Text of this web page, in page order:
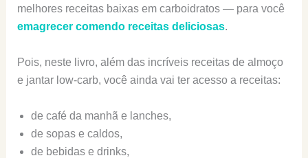
melhores receitas baixas em carboidratos — para você
emagrecer comendo receitas deliciosas.
Pois, neste livro, além das incríveis receitas de almoço
e jantar low-carb, você ainda vai ter acesso a receitas:
de café da manhã e lanches,
de sopas e caldos,
de bebidas e drinks,